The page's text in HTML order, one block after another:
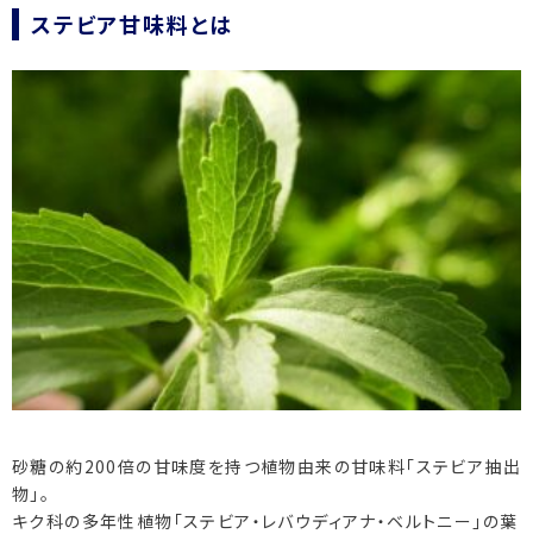
ステビア甘味料とは
砂糖の約200倍の甘味度を持つ植物由来の甘味料「ステビア抽出
物」。
キク科の多年性植物「ステビア・レバウディアナ・ベルトニー」の葉